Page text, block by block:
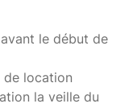
le début de
de location
la veille du